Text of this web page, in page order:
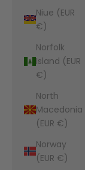
Niue (EUR
€)
Norfolk
Island (EUR
€)
North
Macedonia
(EUR €)
Norway
(EUR €)